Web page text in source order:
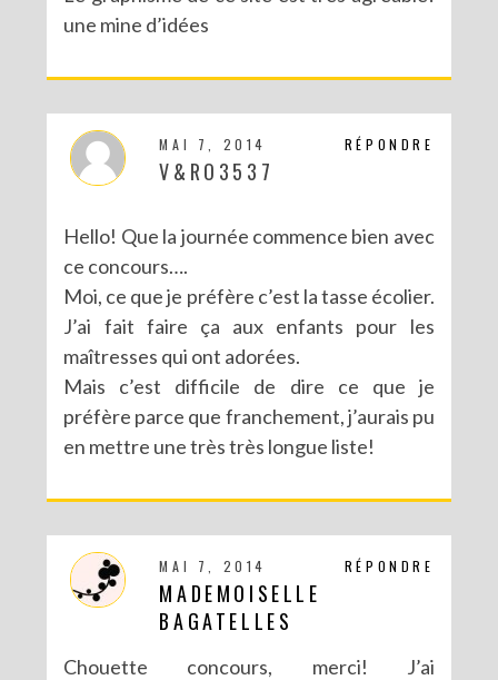
une mine d’idées
RÉPONDRE
MAI 7, 2014
V&RO3537
Hello! Que la journée commence bien avec
ce concours….
Moi, ce que je préfère c’est la tasse écolier.
J’ai fait faire ça aux enfants pour les
maîtresses qui ont adorées.
Mais c’est difficile de dire ce que je
préfère parce que franchement, j’aurais pu
en mettre une très très longue liste!
RÉPONDRE
MAI 7, 2014
MADEMOISELLE
BAGATELLES
Chouette concours, merci! J’ai